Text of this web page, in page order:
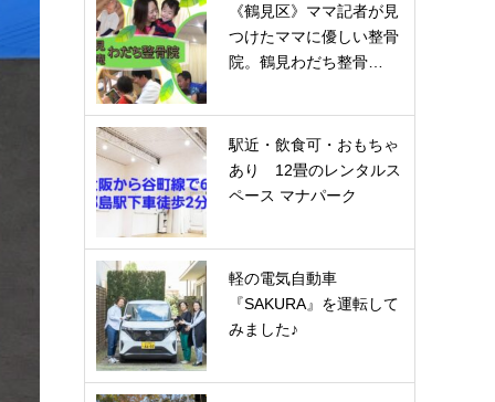
《鶴見区》ママ記者が見
つけたママに優しい整骨
院。鶴見わだち整骨…
駅近・飲食可・おもちゃ
あり 12畳のレンタルス
ペース マナパーク
軽の電気自動車
『SAKURA』を運転して
みました♪